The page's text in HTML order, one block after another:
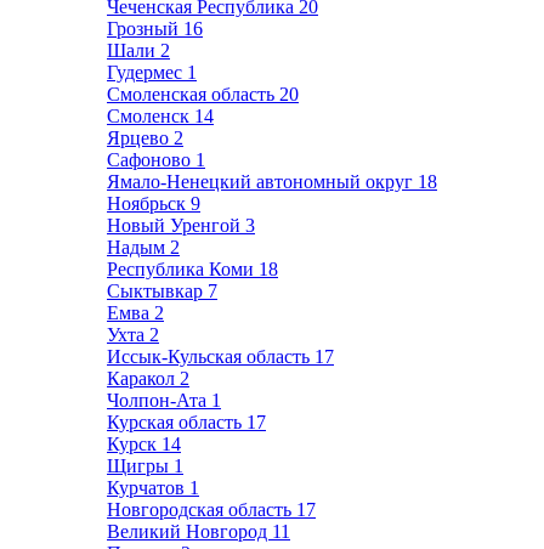
Чеченская Республика 20
Грозный 16
Шали 2
Гудермес 1
Смоленская область 20
Смоленск 14
Ярцево 2
Сафоново 1
Ямало-Ненецкий автономный округ 18
Ноябрьск 9
Новый Уренгой 3
Надым 2
Республика Коми 18
Сыктывкар 7
Емва 2
Ухта 2
Иссык-Кульская область 17
Каракол 2
Чолпон-Ата 1
Курская область 17
Курск 14
Щигры 1
Курчатов 1
Новгородская область 17
Великий Новгород 11